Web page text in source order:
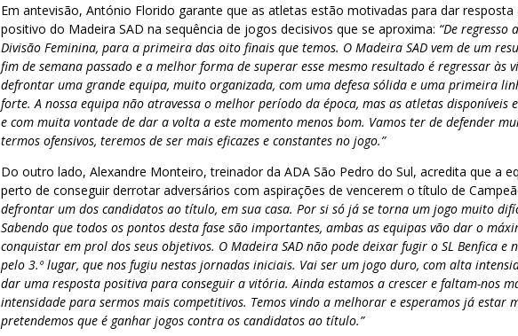
Em antevisão, António Florido garante que as atletas estão motivadas para dar
positivo do Madeira SAD na sequência de jogos decisivos que se aproxima: “De regresso
Divisão Feminina, para a primeira das oito finais que temos. O Madeira SAD vem de um
fim de semana passado e a melhor forma de superar esse mesmo resultado é regressar às
defrontar uma grande equipa, muito organizada, com uma defesa sólida e uma primeira
forte. A nossa equipa não atravessa o melhor período da época, mas as atletas disponíveis
e com muita vontade de dar a volta a este momento menos bom. Vamos ter de defender
termos ofensivos, teremos de ser mais eficazes e constantes no jogo.”
Do outro lado, Alexandre Monteiro, treinador da ADA São Pedro do Sul, acredita que a
perto de conseguir derrotar adversários com aspirações de vencerem o título de
defrontar um dos candidatos ao título, em sua casa. Por si só já se torna um jogo muito
Sabendo que todos os pontos desta fase são importantes, ambas as equipas vão dar o
conquistar em prol dos seus objetivos. O Madeira SAD não pode deixar fugir o SL Benfica e
pelo 3.º lugar, que nos fugiu nestas jornadas iniciais. Vai ser um jogo duro, com alta
dar uma resposta positiva para conseguir a vitória. Ainda estamos a crescer e faltam-nos
intensidade para sermos mais competitivos. Temos vindo a melhorar e esperamos já estar
pretendemos que é ganhar jogos contra os candidatos ao título.”